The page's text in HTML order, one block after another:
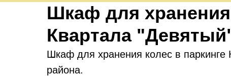
Шкаф для хранения
Квартала
Шкаф для хранения колес в паркинге
района.